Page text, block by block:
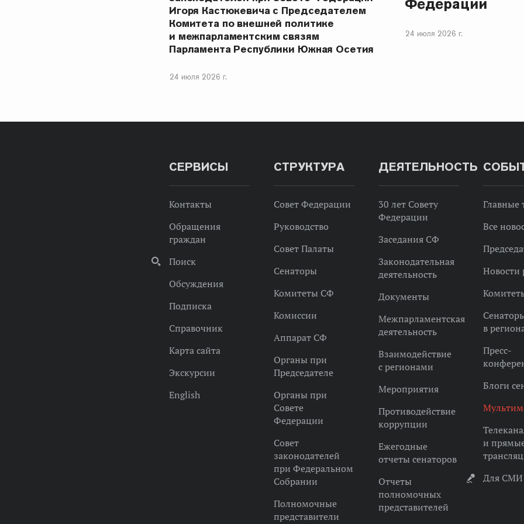
Игоря Кастюкевича с Председателем
Комитета по внешней политике
и межпарламентским связям
Парламента Республики Южная Осетия
24 июля 2026 г.
Федерации
24 июля 2026 г.
СЕРВИСЫ
Контакты
Обращения
граждан
Поиск
Обсуждения
Подписка
Справочник
Карта сайта
Экскурсии
English
СТРУКТУРА
Совет Федерации
Руководство
Совет Палаты
Сенаторы
Комитеты СФ
Комиссии
Аппарат СФ
Органы при
Председателе
Органы при
Совете
Федерации
Совет
законодателей
при Федеральном
Собрании
Полномочные
представители
ДЕЯТЕЛЬНОСТЬ
30 лет Совету
Федерации
Заседания СФ
Законодательная
деятельность
Документы
Межпарламентская
деятельность
Взаимодействие
с регионами
Мероприятия
Противодействие
коррупции
Ежегодные
отчеты сенаторов
Отчеты
полномочных
представителей
Главные
Все
Новости
в
Пресс-
Блоги
и
Для СМИ